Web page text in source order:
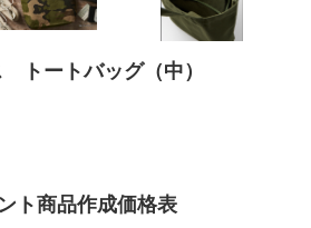
トートバッグ（中）
ト商品作成価格表